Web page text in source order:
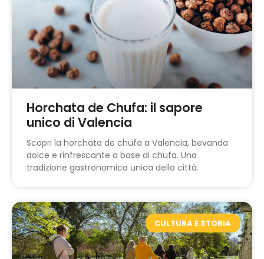
Horchata de Chufa: il sapore
unico di Valencia
Scopri la horchata de chufa a Valencia, bevanda
dolce e rinfrescante a base di chufa. Una
tradizione gastronomica unica della città.
CULTURA E STORIA